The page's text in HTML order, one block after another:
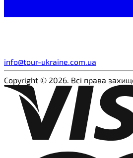
info@tour-ukraine.com.ua
Copyright © 2026. Всі права